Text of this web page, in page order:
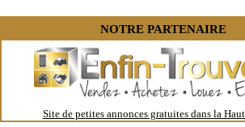
- Entreprise de rénovation immobilière à Marval
- Entreprise de rénovation immobilière à Cars
- Entreprise de rénovation immobilière à La Roche-l'Abeille
- Entreprise de rénovation immobilière à Saint-Pardoux
- Entreprise de rénovation immobilière à Saint-Amand-
- Entreprise de rénovation immobilière à Janailhac
NOTRE PARTENAIRE
Site de petites annonces gratuites dans la